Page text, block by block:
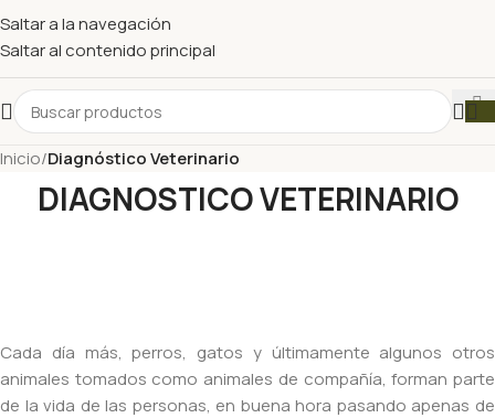
Saltar a la navegación
Saltar al contenido principal
Inicio/Diagnóstico Veterinario
DIAGNOSTICO VETERINARIO
Cada día más, perros, gatos y últimamente algunos otros
animales tomados como animales de compañía, forman parte
de la vida de las personas, en buena hora pasando apenas de